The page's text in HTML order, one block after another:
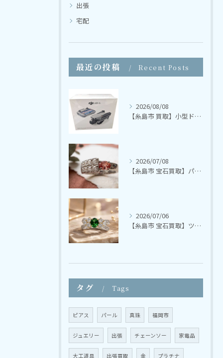
出張
宅配
最近の投稿 Recent Posts
2026/08/08
【糸島市 買取】小型ドローン DJI AIR 3S Fly More コンボ（DJI RC 2）【さかえ質店】
2026/07/08
【糸島市 宝石買取】パパラチャサファイア ダイヤモンドリング【さかえ質店】
2026/07/06
【糸島市 宝石買取】ツァボライト ダイヤモンドリング【さかえ質店】
タグ Tags
ピアス パール 真珠 福岡市
ジュエリー 出張 チェーンソー 家電品
大工道具 出張買取 金 プラチナ